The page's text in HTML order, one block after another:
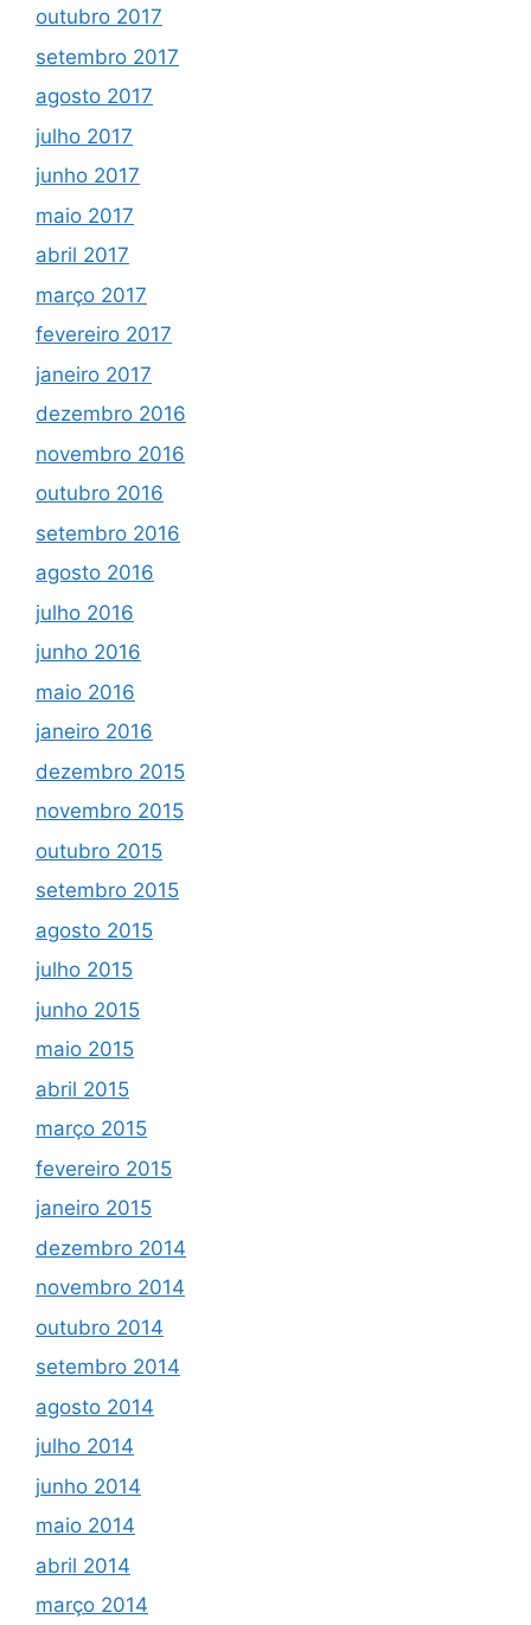
outubro 2017
setembro 2017
agosto 2017
julho 2017
junho 2017
maio 2017
abril 2017
março 2017
fevereiro 2017
janeiro 2017
dezembro 2016
novembro 2016
outubro 2016
setembro 2016
agosto 2016
julho 2016
junho 2016
maio 2016
janeiro 2016
dezembro 2015
novembro 2015
outubro 2015
setembro 2015
agosto 2015
julho 2015
junho 2015
maio 2015
abril 2015
março 2015
fevereiro 2015
janeiro 2015
dezembro 2014
novembro 2014
outubro 2014
setembro 2014
agosto 2014
julho 2014
junho 2014
maio 2014
abril 2014
março 2014